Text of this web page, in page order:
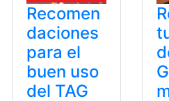
Recomen
daciones
para el
buen uso
del TAG